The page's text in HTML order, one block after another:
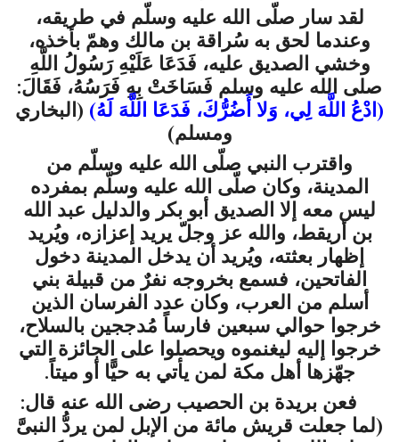
لقد سار صلّى الله عليه وسلّم في طريقه،
وعندما لحق به سُراقة بن مالك وهمّ بأخذه،
وخشي الصديق عليه، فَدَعَا عَلَيْهِ رَسُولُ اللَّهِ
صلى الله عليه وسلم فَسَاخَتْ بِهِ فَرَسُهُ، فَقَالَ:
( ادْعُ اللَّهَ لِي، وَلا أَضُرُّكَ، فَدَعَا اللَّهَ لَهُ) (البخاري
ومسلم)
واقترب النبي صلّى الله عليه وسلّم من
المدينة، وكان صلّى الله عليه وسلّم بمفرده
ليس معه إلا الصديق أبو بكر والدليل عبد الله
بن أريقط، والله عز وجلّ يريد إعزازه، ويُريد
إظهار بعثته، ويُريد أن يدخل المدينة دخول
الفاتحين، فسمع بخروجه نفرٌ من قبيلة بني
أسلم من العرب، وكان عدد الفرسان الذين
خرجوا حوالي سبعين فارساً مُدججين بالسلاح،
خرجوا إليه ليغنموه ويحصلوا على الجائزة التي
جهّزها أهل مكة لمن يأتي به حيًّا أو ميتاً.
فعن بريدة بن الحصيب رضى الله عنه قال:
(لما جعلت قريش مائة من الإبل لمن يردُّ النبىَّ